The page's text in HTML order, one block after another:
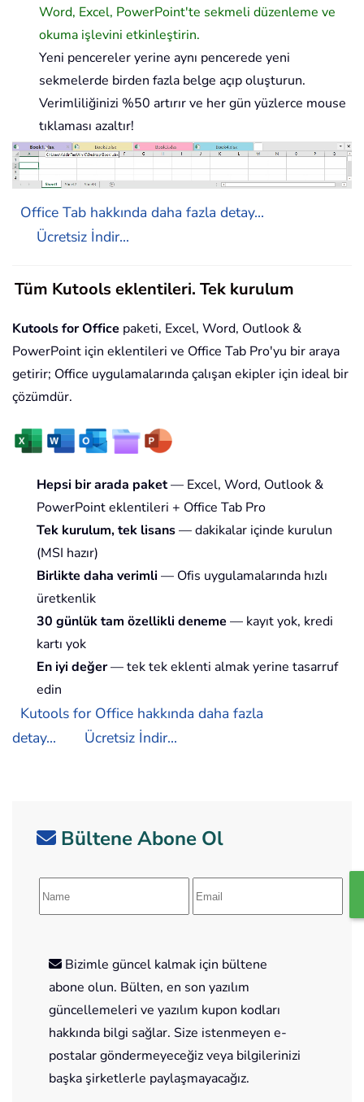
Word, Excel, PowerPoint'te sekmeli düzenleme ve
okuma işlevini etkinleştirin.
Yeni pencereler yerine aynı pencerede yeni
sekmelerde birden fazla belge açıp oluşturun.
Verimliliğinizi %50 artırır ve her gün yüzlerce mouse
tıklaması azaltır!
Office Tab hakkında daha fazla detay...
Ücretsiz İndir...
Tüm Kutools eklentileri. Tek kurulum
Kutools for Office paketi, Excel, Word, Outlook &
PowerPoint için eklentileri ve Office Tab Pro'yu bir araya
getirir; Office uygulamalarında çalışan ekipler için ideal bir
çözümdür.
Hepsi bir arada paket— Excel, Word, Outlook &
PowerPoint eklentileri + Office Tab Pro
Tek kurulum, tek lisans— dakikalar içinde kurulun
(MSI hazır)
Birlikte daha verimli — Ofis uygulamalarında hızlı
üretkenlik
30 günlük tam özellikli deneme — kayıt yok, kredi
kartı yok
En iyi değer— tek tek eklenti almak yerine tasarruf
edin
Kutools for Office hakkında daha fazla
detay...
Ücretsiz İndir...
Bültene Abone Ol
Bizimle güncel kalmak için bültene
abone olun. Bülten, en son yazılım
güncellemeleri ve yazılım kupon kodları
hakkında bilgi sağlar. Size istenmeyen e-
postalar göndermeyeceğiz veya bilgilerinizi
başka şirketlerle paylaşmayacağız.